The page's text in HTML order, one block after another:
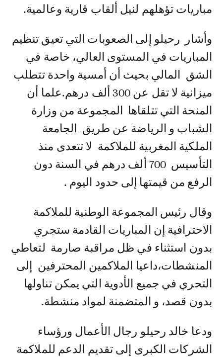
مباريات تؤهلهم لنيل ألقاب قارية وعالمية.
وأشار رحيلو إلى الصعوبات التي تعيق تنظيم
المباريات في المستوى العالي، خاصة في
الشق المالي بحيث أن أمسية واحدة تتطلب
ميزانية لا تقل عن 300 ألف درهم.علما أن
المنحة التي تتلقاها المجموعة من وزارة
الشباب و الرياضة عن طريق الجامعة
الملكية المغربية للملاكمة لا تتعدى منذ
التأسيس 700 ألف درهم في السنة دون
الرفع من قيمتها إلى حدود اليوم .
وقال رئيس المجموعة الوطنية للملاكمة
الاحترافية إن المباريات القادمة ستجري
بدون استثناء في ظل مراقبة صارمة لتعاطي
المنشطات،داعيا الملاكمين المحترفين إلى
التحري في جميع الأدوية التي يمكن تناولها
بدون قصد، و المتضمنة لمواد منشطة.
ودعا خالد رحيلو رجال الأعمال ورؤساء
الشركات الكبرى إلى تقديم الدعم للملاكمة